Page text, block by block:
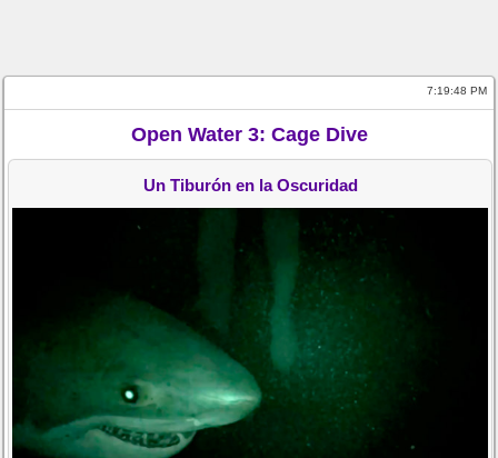
7:19:48 PM
Open Water 3: Cage Dive
Un Tiburón en la Oscuridad